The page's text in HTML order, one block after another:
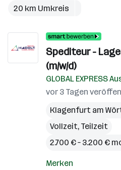
20 km Umkreis
Spediteur -
(m/w/d)
GLOBAL EXPRESS
vor 3 Tagen
Klagenfurt am
Vollzeit, Teilzeit
2.700 € – 3.200 €
Merken